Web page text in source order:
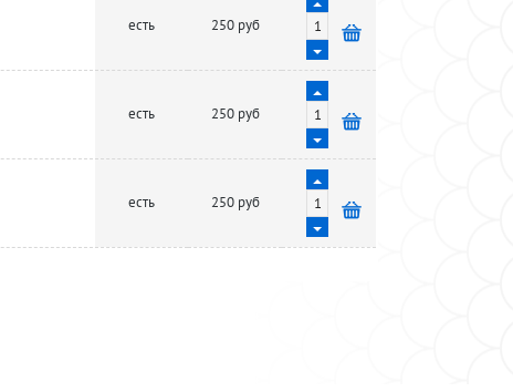
есть 250 руб
есть 250 руб
есть 250 руб